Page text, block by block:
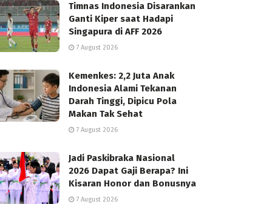
Timnas Indonesia Disarankan
Ganti Kiper saat Hadapi
Singapura di AFF 2026
7 August 2026
Kemenkes: 2,2 Juta Anak
Indonesia Alami Tekanan
Darah Tinggi, Dipicu Pola
Makan Tak Sehat
7 August 2026
Jadi Paskibraka Nasional
2026 Dapat Gaji Berapa? Ini
Kisaran Honor dan Bonusnya
7 August 2026